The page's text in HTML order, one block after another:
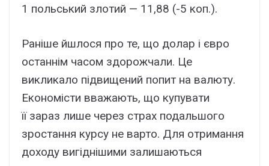
1 польський злотий — 11,88 (-5 коп.).
Раніше йшлося про те, що долар і євро
останнім часом здорожчали. Це
викликало підвищений попит на валюту.
Економісти вважають, що купувати
її зараз лише через страх подальшого
зростання курсу не варто. Для отримання
доходу вигіднішими залишаються